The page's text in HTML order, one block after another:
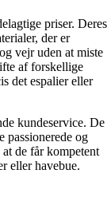
priser. Deres
der er
vejr uden at miste
af forskellige
det espalier eller
kundeservice. De
passionerede og
de får kompetent
eller havebue.